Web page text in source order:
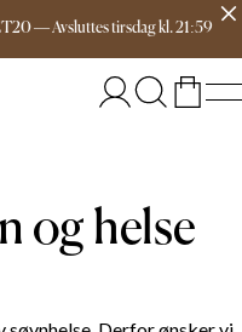
—Avsluttestirsdagkl.21:59
1599 kr
og helse